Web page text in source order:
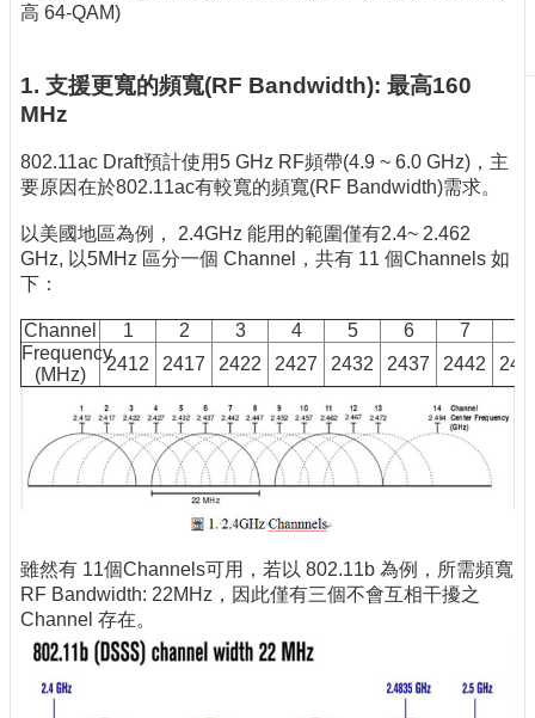
服
務
專
題
報
導
技
術
論
壇
產
欄
高 64-QAM)
1. 支援更寬的頻寬(RF Bandwidth): 最高160
MHz
802.11ac Draft預計使用5 GHz RF頻帶(4.9 ~ 6.0 GHz)，主
要原因在於802.11ac有較寬的頻寬(RF Bandwidth)需求。
以美國地區為例， 2.4GHz 能用的範圍僅有2.4~ 2.462
GHz, 以5MHz 區分一個 Channel，共有 11 個Channels 如
下：
Channel 1 2 3 4 5 6 7
Frequency
(MHz)
2412 2417 2422 2427 2432 2437 2442
雖然有 11個Channels可用，若以 802.11b 為例，所需頻寬
RF Bandwidth: 22MHz，因此僅有三個不會互相干擾之
Channel 存在。